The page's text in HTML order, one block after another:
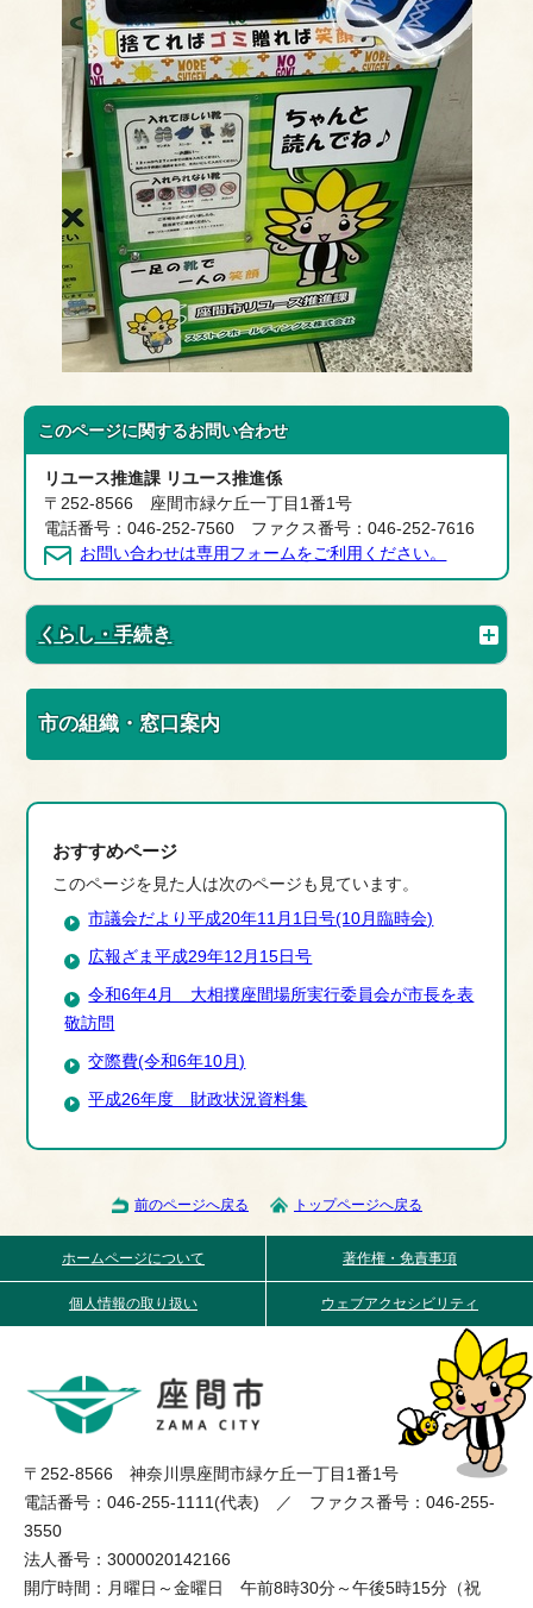
このページに関するお問い合わせ
リユース推進課 リユース推進係
〒252-8566 座間市緑ケ丘一丁目1番1号
電話番号：046-252-7560 ファクス番号：046-252-7616
お問い合わせは専用フォームをご利用ください。
くらし・手続き
市の組織・窓口案内
おすすめページ
このページを見た人は次のページも見ています。
市議会だより平成20年11月1日号(10月臨時会)
広報ざま平成29年12月15日号
令和6年4月 大相撲座間場所実行委員会が市長を表
敬訪問
交際費(令和6年10月)
平成26年度 財政状況資料集
前のページへ戻る トップページへ戻る
ホームページについて 著作権・免責事項
個人情報の取り扱い ウェブアクセシビリティ
〒252-8566 神奈川県座間市緑ケ丘一丁目1番1号
電話番号：046-255-1111(代表) ／ ファクス番号：046-255-
3550
法人番号：3000020142166
開庁時間：月曜日～金曜日 午前8時30分～午後5時15分（祝